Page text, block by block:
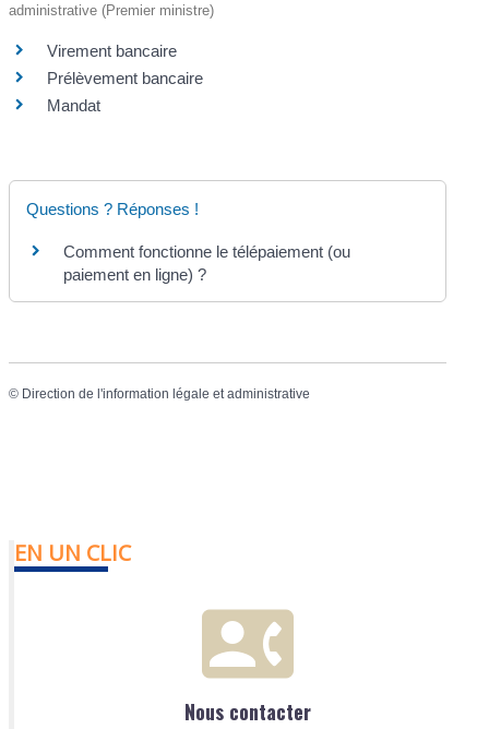
administrative (Premier ministre)
Virement bancaire
Prélèvement bancaire
Mandat
Questions ? Réponses !
Comment fonctionne le télépaiement (ou
paiement en ligne) ?
© Direction de l'information légale et administrative
EN UN CLIC
Nous contacter